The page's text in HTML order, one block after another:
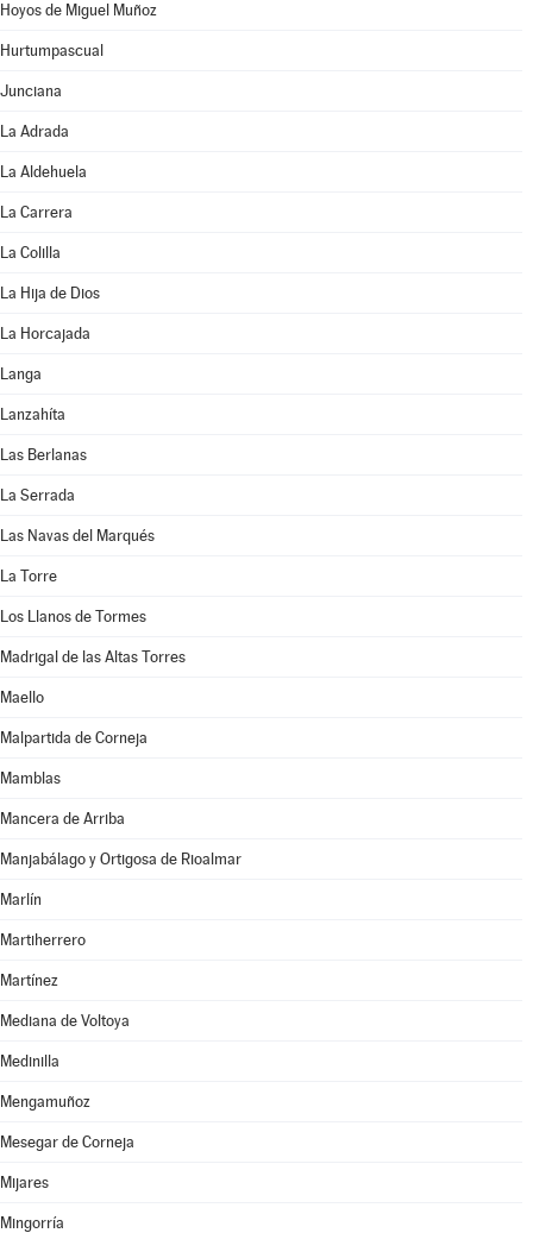
Hoyos de Miguel Muñoz
Hurtumpascual
Junciana
La Adrada
La Aldehuela
La Carrera
La Colilla
La Hija de Dios
La Horcajada
Langa
Lanzahíta
Las Berlanas
La Serrada
Las Navas del Marqués
La Torre
Los Llanos de Tormes
Madrigal de las Altas Torres
Maello
Malpartida de Corneja
Mamblas
Mancera de Arriba
Manjabálago y Ortigosa de Rioalmar
Marlín
Martiherrero
Martínez
Mediana de Voltoya
Medinilla
Mengamuñoz
Mesegar de Corneja
Mijares
Mingorría